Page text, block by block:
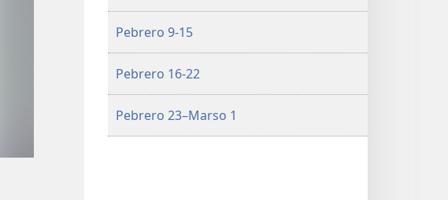
Pebrero 9-15
Pebrero 16-22
Pebrero 23–Marso 1